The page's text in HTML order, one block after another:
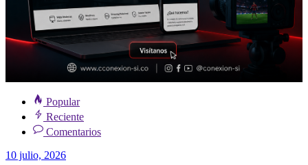
Popular
Reciente
Comentarios
10 julio, 2026